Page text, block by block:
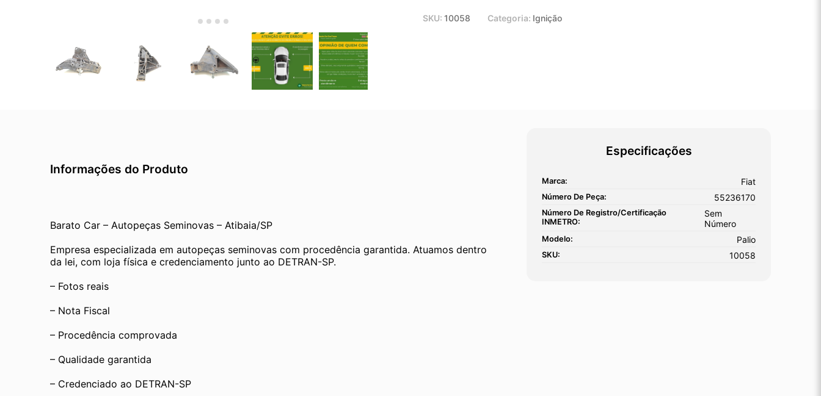
SKU: 10058 Categoria: Ignição
Informações do Produto
Barato Car – Autopeças Seminovas – Atibaia/SP
Empresa especializada em autopeças seminovas com procedência garantida. Atuamos dentro
da lei, com loja física e credenciamento junto ao DETRAN-SP.
– Fotos reais
– Nota Fiscal
– Procedência comprovada
– Qualidade garantida
– Credenciado ao DETRAN-SP
Especificações
Marca: Fiat
Número De Peça: 55236170
Número De Registro/certificação
INMETRO:
Sem
Número
Modelo: Palio
SKU: 10058